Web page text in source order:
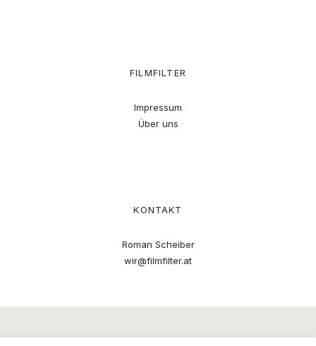
FILMFILTER
Impressum
Über uns
KONTAKT
Roman Scheiber
wir@filmfilter.at